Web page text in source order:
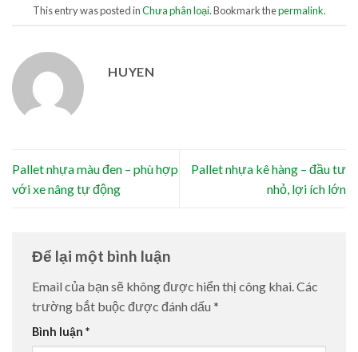
This entry was posted inChưa phân loại. Bookmark thepermalink.
HUYEN
Pallet nhựa màu đen – phù hợp
với xe nâng tự động
Pallet nhựa kê hàng – đầu tư
nhỏ, lợi ích lớn
Để lại một bình luận
Email của bạn sẽ không được hiển thị công khai. Các
trường bắt buộc được đánh dấu *
Bình luận *